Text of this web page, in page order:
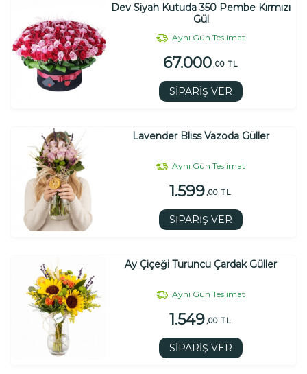
Dev Siyah Kutuda 350 Pembe Kırmızı
Gül
Aynı Gün Teslimat
67.000 ,00 TL
SİPARİŞ VER
Lavender Bliss Vazoda Güller
Aynı Gün Teslimat
1.599 ,00 TL
SİPARİŞ VER
Ay Çiçeği Turuncu Çardak Güller
Aynı Gün Teslimat
1.549 ,00 TL
SİPARİŞ VER